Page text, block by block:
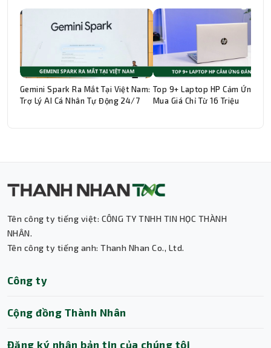
Gemini Spark Ra Mắt Tại Việt Nam:
Trợ Lý AI Cá Nhân Tự Động 24/7
Top 9+ Laptop HP Cảm Ứng
Mua Giá Chỉ Từ 16 Triệu
Tên công ty tiếng việt: CÔNG TY TNHH TIN HỌC THÀNH
NHÂN.
Tên công ty tiếng anh: Thanh Nhan Co., Ltd.
Công ty
Cộng đồng Thành Nhân
Đăng ký nhận bản tin của chúng tôi